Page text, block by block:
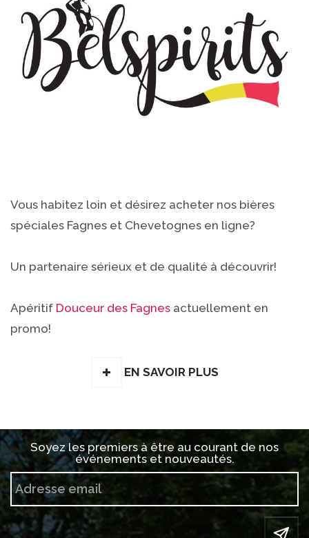
Vous habitez loin et désirez acheter nos bières
spéciales Fagnes et Chevetognes en ligne?
Un partenaire sérieux et de qualité à découvrir!
Apéritif Douceur des Fagnes actuellement en
promo!
EN SAVOIR PLUS
Soyez les premiers à être au courant de nos
événements et nouveautés.